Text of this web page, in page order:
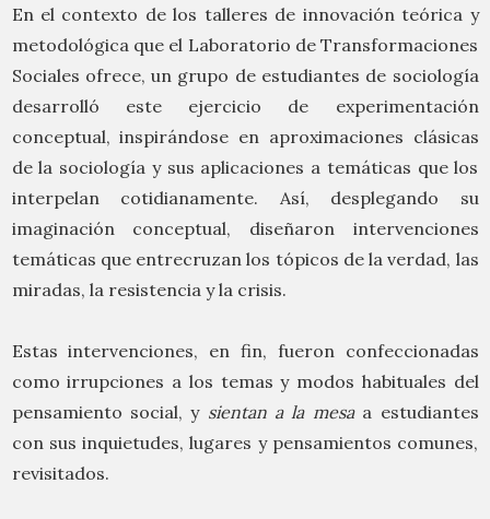
En el contexto de los talleres de innovación teórica y
metodológica que el Laboratorio de Transformaciones
Sociales ofrece, un grupo de estudiantes de sociología
desarrolló este ejercicio de experimentación
conceptual, inspirándose en aproximaciones clásicas
de la sociología y sus aplicaciones a temáticas que los
interpelan cotidianamente. Así, desplegando su
imaginación conceptual, diseñaron intervenciones
temáticas que entrecruzan los tópicos de la verdad, las
miradas, la resistencia y la crisis.
Estas intervenciones, en fin, fueron confeccionadas
como irrupciones a los temas y modos habituales del
pensamiento social, ysientan a la mesa a estudiantes
con sus inquietudes, lugares y pensamientos comunes,
revisitados.